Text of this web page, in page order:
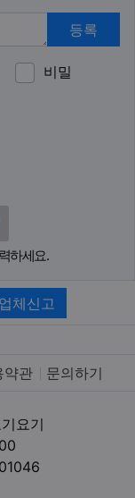
등록
비밀
하세요.
체신고
약관 문의하기
요기